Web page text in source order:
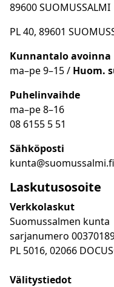
89600 SUOMUSSALMI
PL 40, 89601
Kunnantalo avoinna
ma–pe 9–15 / Huom.
Puhelinvaihde
ma–pe 8–16
08 6155 5 51
Sähköposti
kunta@suomussalmi.fi
Laskutusosoite
Verkkolaskut
Suomussalmen kunta
sarjanumero
PL 5016, 02066
Välitystiedot